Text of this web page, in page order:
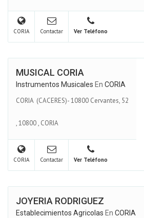
CORIA Contactar Ver Teléfono
MUSICAL CORIA
Instrumentos Musicales En CORIA
CORIA (CACERES)- 10800 Cervantes, 52
,10800, CORIA
CORIA Contactar Ver Teléfono
JOYERIA RODRIGUEZ
Establecimientos Agricolas En CORIA